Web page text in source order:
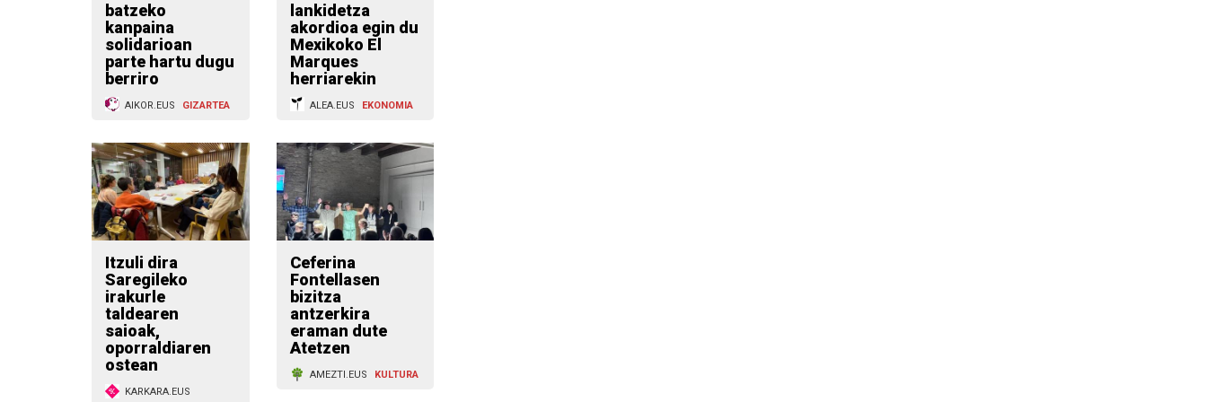
batzeko
kanpaina
solidarioan
parte hartu dugu
berriro
AIKOR.EUS GIZARTEA
lankidetza
akordioa egin du
Mexikoko El
Marques
herriarekin
ALEA.EUS EKONOMIA
Itzuli dira
Saregileko
irakurle
taldearen
saioak,
oporraldiaren
ostean
KARKARA.EUS
Ceferina
Fontellasen
bizitza
antzerkira
eraman dute
Atetzen
AMEZTI.EUS KULTURA